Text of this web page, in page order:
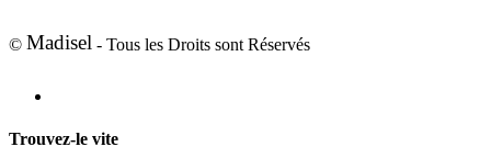
© Madisel - Tous les Droits sont Réservés
Trouvez-le vite